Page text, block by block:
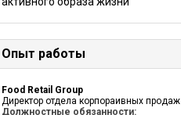
Опыт работы
Food Retail Group
Директор отдела корпораивных продаж
Должностные обязанности: